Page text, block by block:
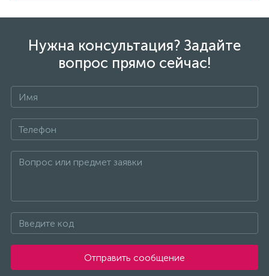
Нужна консультация? Задайте
вопрос прямо сейчас!
Отправить сообщение